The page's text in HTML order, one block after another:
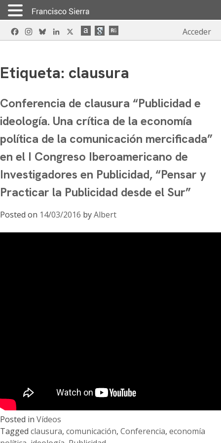
Skip
to
FacebookInstagram
BlueskyLinkedIn Acceder
Etiqueta: clausura
Conferencia de clausura “Publicidad e
ideología. Una crítica de la economía
política de la comunicación mercificada”
en el I Congreso Iberoamericano de
Investigadores en Publicidad, “Pensar y
Practicar la Publicidad desde el Sur”
Posted on 14/03/2016 byAlbert
Posted in Vídeos
Tagged clausura, comunicación, Conferencia, economía